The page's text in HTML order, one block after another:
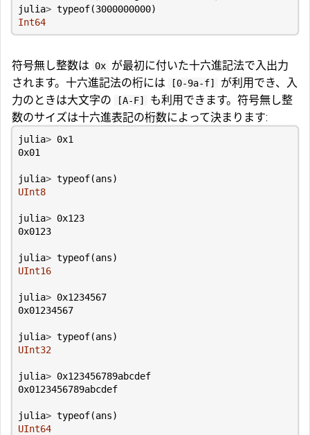
julia> typeof(3000000000)
Int64
符号無し整数は 0x が最初に付いた十六進記法で入出力
されます。十六進記法の桁には
[0-9a-f]
が利用でき、入
力のときは大文字の
[A-F]
も利用できます。符号無し整
数のサイズは十六進表記の桁数によって決まります:
julia> 0x1
0x01
julia> typeof(ans)
UInt8
julia> 0x123
0x0123
julia> typeof(ans)
UInt16
julia> 0x1234567
0x01234567
julia> typeof(ans)
UInt32
julia> 0x123456789abcdef
0x0123456789abcdef
julia> typeof(ans)
UInt64